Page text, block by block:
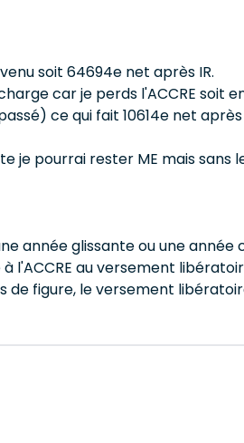
soit 64694e net après IR.
car je perds l'ACCRE soit
ce qui fait 10614e net après
je pourrai rester ME mais sans
année glissante ou une année
l'ACCRE au versement
de figure, le versement